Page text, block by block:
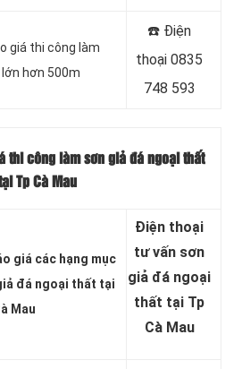
giá thi công làm
hơn 500m
☎️ Điện
thoại 0835
748 593
thi công làm sơn giả đá ngoại thất
Tp Cà Mau
giá các hạng mục
đá ngoại thất tại
Mau
Điện thoại
tư vấn sơn
giả đá ngoại
thất tại Tp
Cà Mau